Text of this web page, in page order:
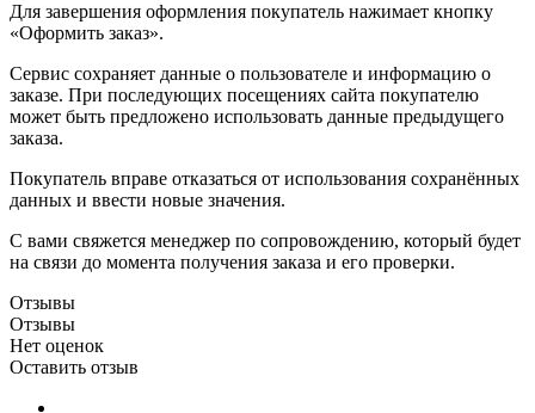
Для завершения оформления покупатель нажимает кнопку
«Оформить заказ».
Сервис сохраняет данные о пользователе и информацию о
заказе. При последующих посещениях сайта покупателю
может быть предложено использовать данные предыдущего
заказа.
Покупатель вправе отказаться от использования сохранённых
данных и ввести новые значения.
С вами свяжется менеджер по сопровождению, который будет
на связи до момента получения заказа и его проверки.
Отзывы
Отзывы
Нет оценок
Оставить отзыв